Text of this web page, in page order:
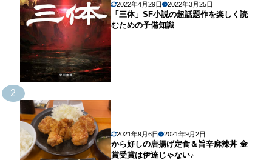
2022年4月29日 2022年3月25日
「三体」SF小説の超話題作を楽しく読
むための予備知識
2
2021年9月6日 2021年9月2日
から好しの唐揚げ定食＆旨辛麻辣丼 金
賞受賞は伊達じゃない♪